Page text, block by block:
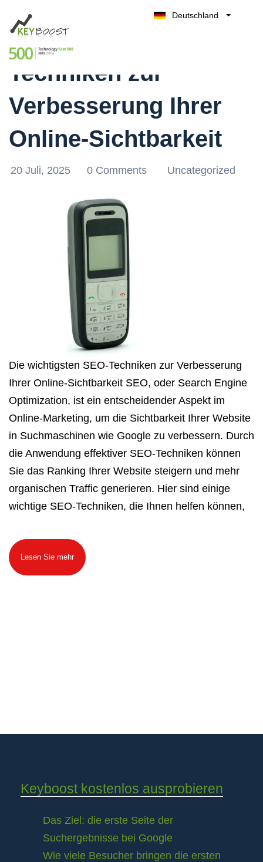
Deutschland
UK
Italia
Effektive SEO-
Techniken zur
Verbesserung Ihrer
Online-Sichtbarkeit
20 Juli, 2025 0 Comments Uncategorized
Die wichtigsten SEO-Techniken zur Verbesserung
Ihrer Online-Sichtbarkeit SEO, oder Search Engine
Optimization, ist ein entscheidender Aspekt im
Online-Marketing, um die Sichtbarkeit Ihrer Website
in Suchmaschinen wie Google zu verbessern. Durch
die Anwendung effektiver SEO-Techniken können
Sie das Ranking Ihrer Website steigern und mehr
organischen Traffic generieren. Hier sind einige
wichtige SEO-Techniken, die Ihnen helfen können,
Lesen Sie mehr
Keyboost kostenlos ausprobieren
Das Ziel: die erste Seite der
Suchergebnisse bei Google
Wie viele Besucher bringen die ersten